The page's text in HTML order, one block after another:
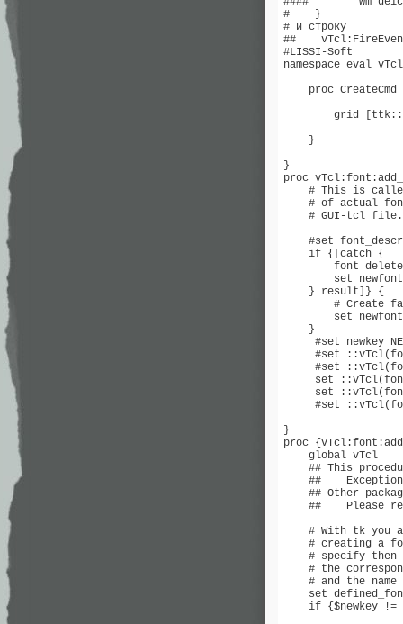
#    }
# и строку
##    vTcl:FireEvent
#LISSI-Soft
namespace eval
proc CreateCmd
grid
    }
}
proc
# This is
# of actual
    # GUI-tcl file.
#set
    if {[catch {
font
set
    } result]} {
# Create
set
    }
#set newkey
#set
#set
set
set
#set
}
proc
    global vTcl
## This
##
## Other
##    Please
# With tk you
# creating a
# specify then
# the
# and the name
set
if {$newkey !=